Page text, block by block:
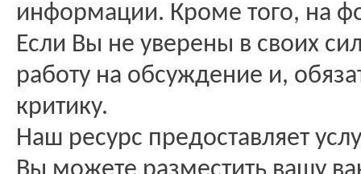
информации. Кроме того, на
Если Вы не уверены в своих
работу на обсуждение и,
критику.
Наш ресурс предоставляет